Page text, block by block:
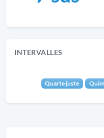
INTERVALLES
Quarte juste